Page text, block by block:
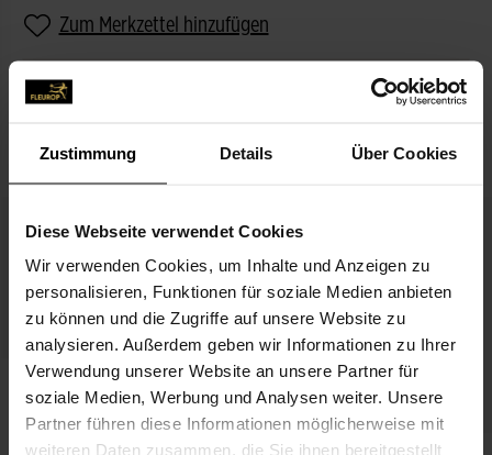
Zustimmung Details Über Cookies
Diese Webseite verwendet Cookies
Wir verwenden Cookies, um Inhalte und Anzeigen zu
personalisieren, Funktionen für soziale Medien anbieten
zu können und die Zugriffe auf unsere Website zu
analysieren. Außerdem geben wir Informationen zu Ihrer
Verwendung unserer Website an unsere Partner für
soziale Medien, Werbung und Analysen weiter. Unsere
Partner führen diese Informationen möglicherweise mit
weiteren Daten zusammen, die Sie ihnen bereitgestellt
Zum Merkzettel hinzufügen
BESCHREIBUNG
PASSEND ZUM BLUMENGRUSS
Ich denk an Dich
3,99 €